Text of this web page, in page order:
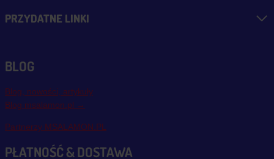
PRZYDATNE LINKI
BLOG
Blog, nowości, artykuły
Blog msalamon.pl →
Partnerzy MSALAMON.PL
PŁATNOŚĆ & DOSTAWA